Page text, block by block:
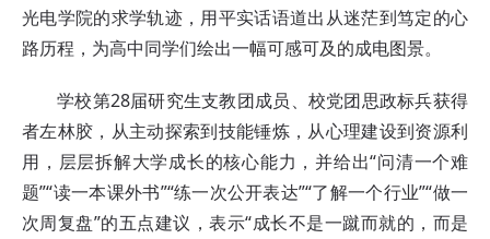
光电学院的求学轨迹，用平实话语道出从迷茫到笃定的心
路历程，为高中同学们绘出一幅可感可及的成电图景。
学校第28届研究生支教团成员、校党团思政标兵获得
者左林胶，从主动探索到技能锤炼，从心理建设到资源利
用，层层拆解大学成长的核心能力，并给出“问清一个难
题”“读一本课外书”“练一次公开表达”“了解一个行业”“做一
次周复盘”的五点建议，表示“成长不是一蹴而就的，而是